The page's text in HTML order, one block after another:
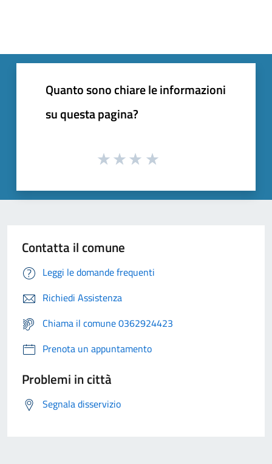
Quanto sono chiare le informazioni
su questa pagina?
Contatta il comune
Leggi le domande frequenti
Richiedi Assistenza
Chiama il comune 0362924423
Prenota un appuntamento
Problemi in città
Segnala disservizio